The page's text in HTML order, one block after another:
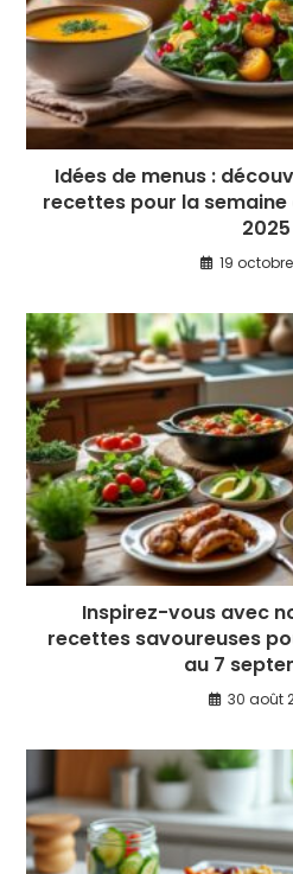
Idées de menus :
recettes pour la
2025
19
Inspirez-vous avec
recettes savoureuses
au 7
30 août